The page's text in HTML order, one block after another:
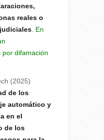
reales o
. En
por difamación
(2025)
de los
automático y
en el
de los